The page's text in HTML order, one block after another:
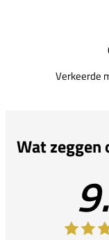
Verkeerde
Wat zeggen